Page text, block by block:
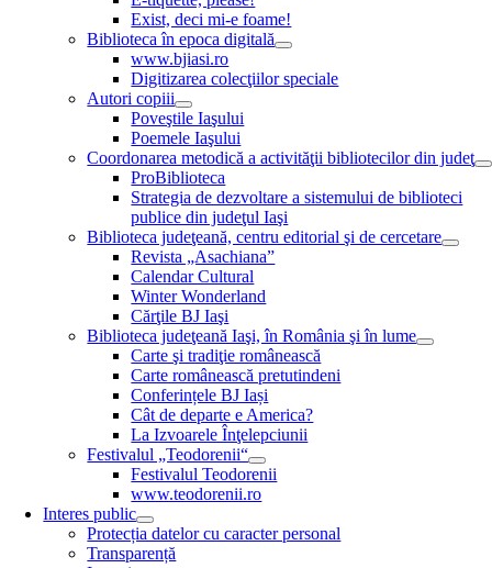
Exist, deci mi-e foame!
Biblioteca în epoca digitală
www.bjiasi.ro
Digitizarea colecţiilor speciale
Autori copiii
Poveştile Iaşului
Poemele Iaşului
Coordonarea metodică a activităţii bibliotecilor din judeţ
ProBiblioteca
Strategia de dezvoltare a sistemului de biblioteci
publice din judeţul Iaşi
Biblioteca judeţeană, centru editorial şi de cercetare
Revista „Asachiana”
Calendar Cultural
Winter Wonderland
Cărţile BJ Iaşi
Biblioteca judeţeană Iaşi, în România şi în lume
Carte şi tradiţie românească
Carte românească pretutindeni
Conferințele BJ Iași
Cât de departe e America?
La Izvoarele Înţelepciunii
Festivalul „Teodorenii“
Festivalul Teodorenii
www.teodorenii.ro
Interes public
Protecția datelor cu caracter personal
Transparență